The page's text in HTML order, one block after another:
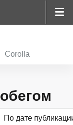
Corolla
По дате